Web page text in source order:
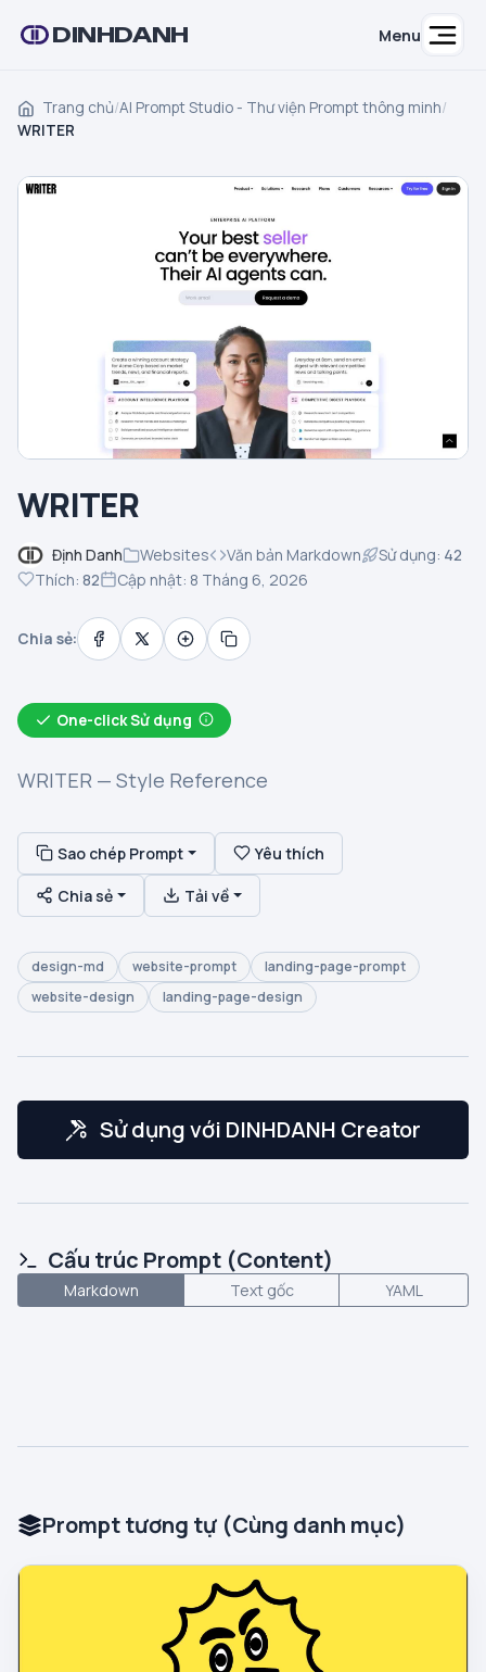
DINHDANH Menu
Trang chủ/AI Prompt Studio - Thư viện Prompt thông minh/
WRITER
WRITER
Định Danh Websites Văn bản Markdown Sử dụng: 42
Thích: 82 Cập nhật: 8 Tháng 6, 2026
Chia sẻ:
One-click Sử dụng
WRITER — Style Reference
Sao chép Prompt Yêu thích
Chia sẻ Tải về
design-md website-prompt
landing-page-prompt
website-design
landing-page-design
Sử dụng với DINHDANH Creator
Cấu trúc Prompt (Content)
Markdown Text gốc YAML
Prompt tương tự (Cùng danh mục)